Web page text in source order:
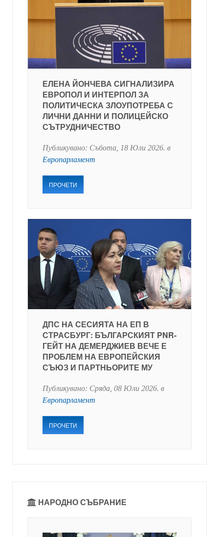
ЕЛЕНА ЙОНЧЕВА СИГНАЛИЗИРА
ЕВРОПОЛ И ИНТЕРПОЛ ЗА
ПОЛИТИЧЕСКА ЗЛОУПОТРЕБА С
ЛИЧНИ ДАННИ И ПОЛИЦЕЙСКО
СЪТРУДНИЧЕСТВО
Публикувано: Събота, 18 Юли 2026. в
Европарламент
ПРОЧЕТИ
ДПС НА СЕСИЯТА НА ЕП В
СТРАСБУРГ: БЪЛГАРСКИЯТ PNR-
ГЕЙТ НА ДЕМЕРДЖИЕВ ВЕЧЕ Е
ПРОБЛЕМ НА ЕВРОПЕЙСКИЯ
СЪЮЗ И ПАРТНЬОРИТЕ МУ
Публикувано: Сряда, 08 Юли 2026. в
Европарламент
ПРОЧЕТИ
НАРОДНО СЪБРАНИЕ